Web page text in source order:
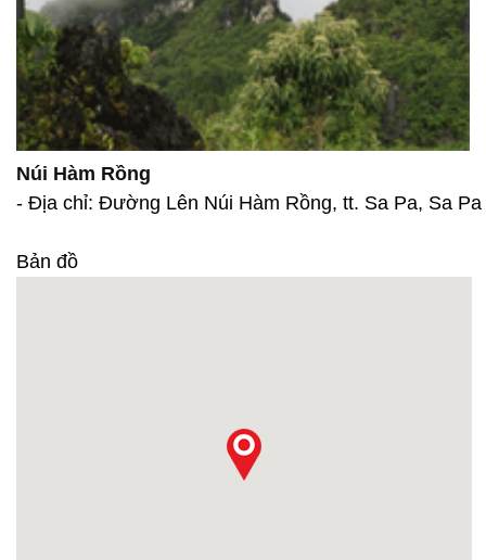
Núi Hàm Rồng
- Địa chỉ: Đường Lên Núi Hàm Rồng, tt. Sa Pa, Sa Pa
Bản đồ